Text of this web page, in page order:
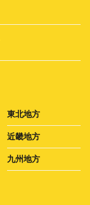
東北地方
近畿地方
九州地方